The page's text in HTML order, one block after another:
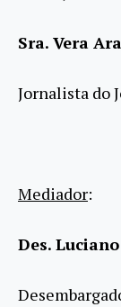
Sra. Vera
Jornalista do
Mediador:
Des.